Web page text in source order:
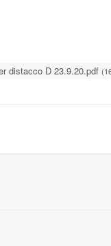
distacco D 23.9.20.pdf